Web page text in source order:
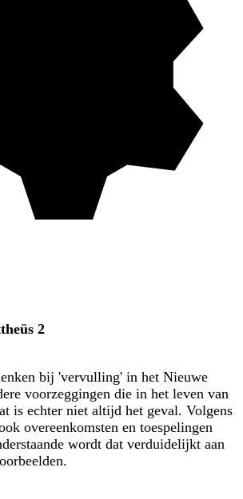
2
bij 'vervulling' in het Nieuwe
voorzeggingen die in het leven van
is echter niet altijd het geval. Volgens
overeenkomsten en toespelingen
wordt dat verduidelijkt aan